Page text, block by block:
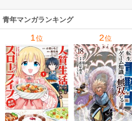
してみた 7巻
青年マンガランキング
1位 2位